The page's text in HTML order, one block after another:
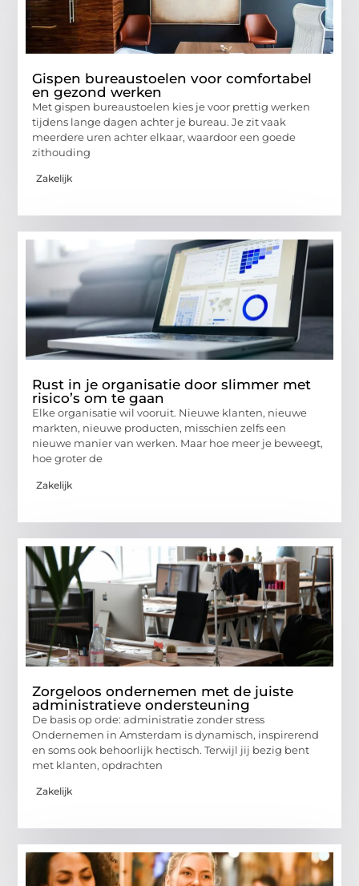
Gispen bureaustoelen voor comfortabel
en gezond werken
Met gispen bureaustoelen kies je voor prettig werken
tijdens lange dagen achter je bureau. Je zit vaak
meerdere uren achter elkaar, waardoor een goede
zithouding
Zakelijk
Rust in je organisatie door slimmer met
risico’s om te gaan
Elke organisatie wil vooruit. Nieuwe klanten, nieuwe
markten, nieuwe producten, misschien zelfs een
nieuwe manier van werken. Maar hoe meer je beweegt,
hoe groter de
Zakelijk
Zorgeloos ondernemen met de juiste
administratieve ondersteuning
De basis op orde: administratie zonder stress
Ondernemen in Amsterdam is dynamisch, inspirerend
en soms ook behoorlijk hectisch. Terwijl jij bezig bent
met klanten, opdrachten
Zakelijk